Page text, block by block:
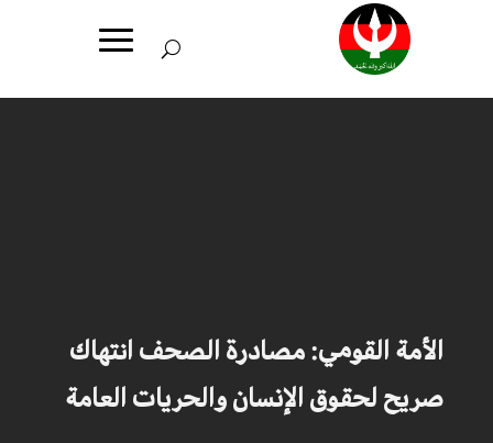
الأمة القومي: مصادرة الصحف انتهاك
صريح لحقوق الإنسان والحريات العامة